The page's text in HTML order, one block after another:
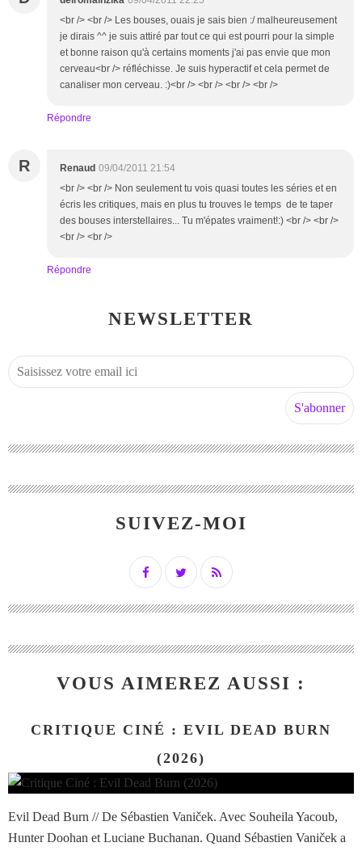
<br /> <br /> Les bouses, ouais je sais bien :/ malheureusement
je dirais ^^ je suis attiré par tout ce qui est pourri pour la simple
et bonne raison qu'à certains moments j'ai pas envie que mon
cerveau<br /> réfléchisse. Je suis hyperactif et cela permet de
canaliser mon cerveau. :)<br /> <br /> <br /> <br />
Répondre
R Renaud 09/04/2011 21:54
<br /> <br /> Non seulement tu vois quasi toutes les séries et en
écris les critiques, mais en plus tu trouves le temps de te taper
des bouses interstellaires... Tu m'épates vraiment!:) <br /> <br />
<br /> <br />
Répondre
NEWSLETTER
SUIVEZ-MOI
VOUS AIMEREZ AUSSI :
CRITIQUE CINÉ : EVIL DEAD BURN
(2026)
Evil Dead Burn // De Sébastien Vaniček. Avec Souheila Yacoub,
Hunter Doohan et Luciane Buchanan. Quand Sébastien Vaniček a